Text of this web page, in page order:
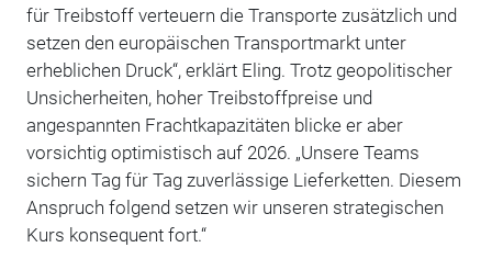
für Treibstoff verteuern die Transporte zusätzlich und
setzen den europäischen Transportmarkt unter
erheblichen Druck“, erklärt Eling. Trotz geopolitischer
Unsicherheiten, hoher Treibstoffpreise und
angespannten Frachtkapazitäten blicke er aber
vorsichtig optimistisch auf 2026. „Unsere Teams
sichern Tag für Tag zuverlässige Lieferketten. Diesem
Anspruch folgend setzen wir unseren strategischen
Kurs konsequent fort.“